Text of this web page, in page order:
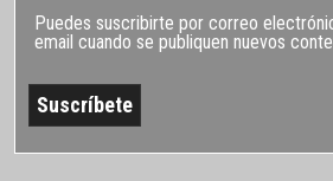
Puedes suscribirte por correo
email cuando se publiquen nuevos